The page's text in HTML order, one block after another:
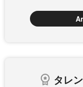
タレ